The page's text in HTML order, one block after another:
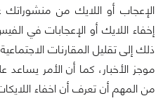
الإعجاب أو اللايك من منشوراتك
إخفاء اللايك أو الإعجابات في
ذلك إلى تقليل المقارنات
موجز الأخبار، كما أن الأمر
من المهم أن تعرف أن اخفاء